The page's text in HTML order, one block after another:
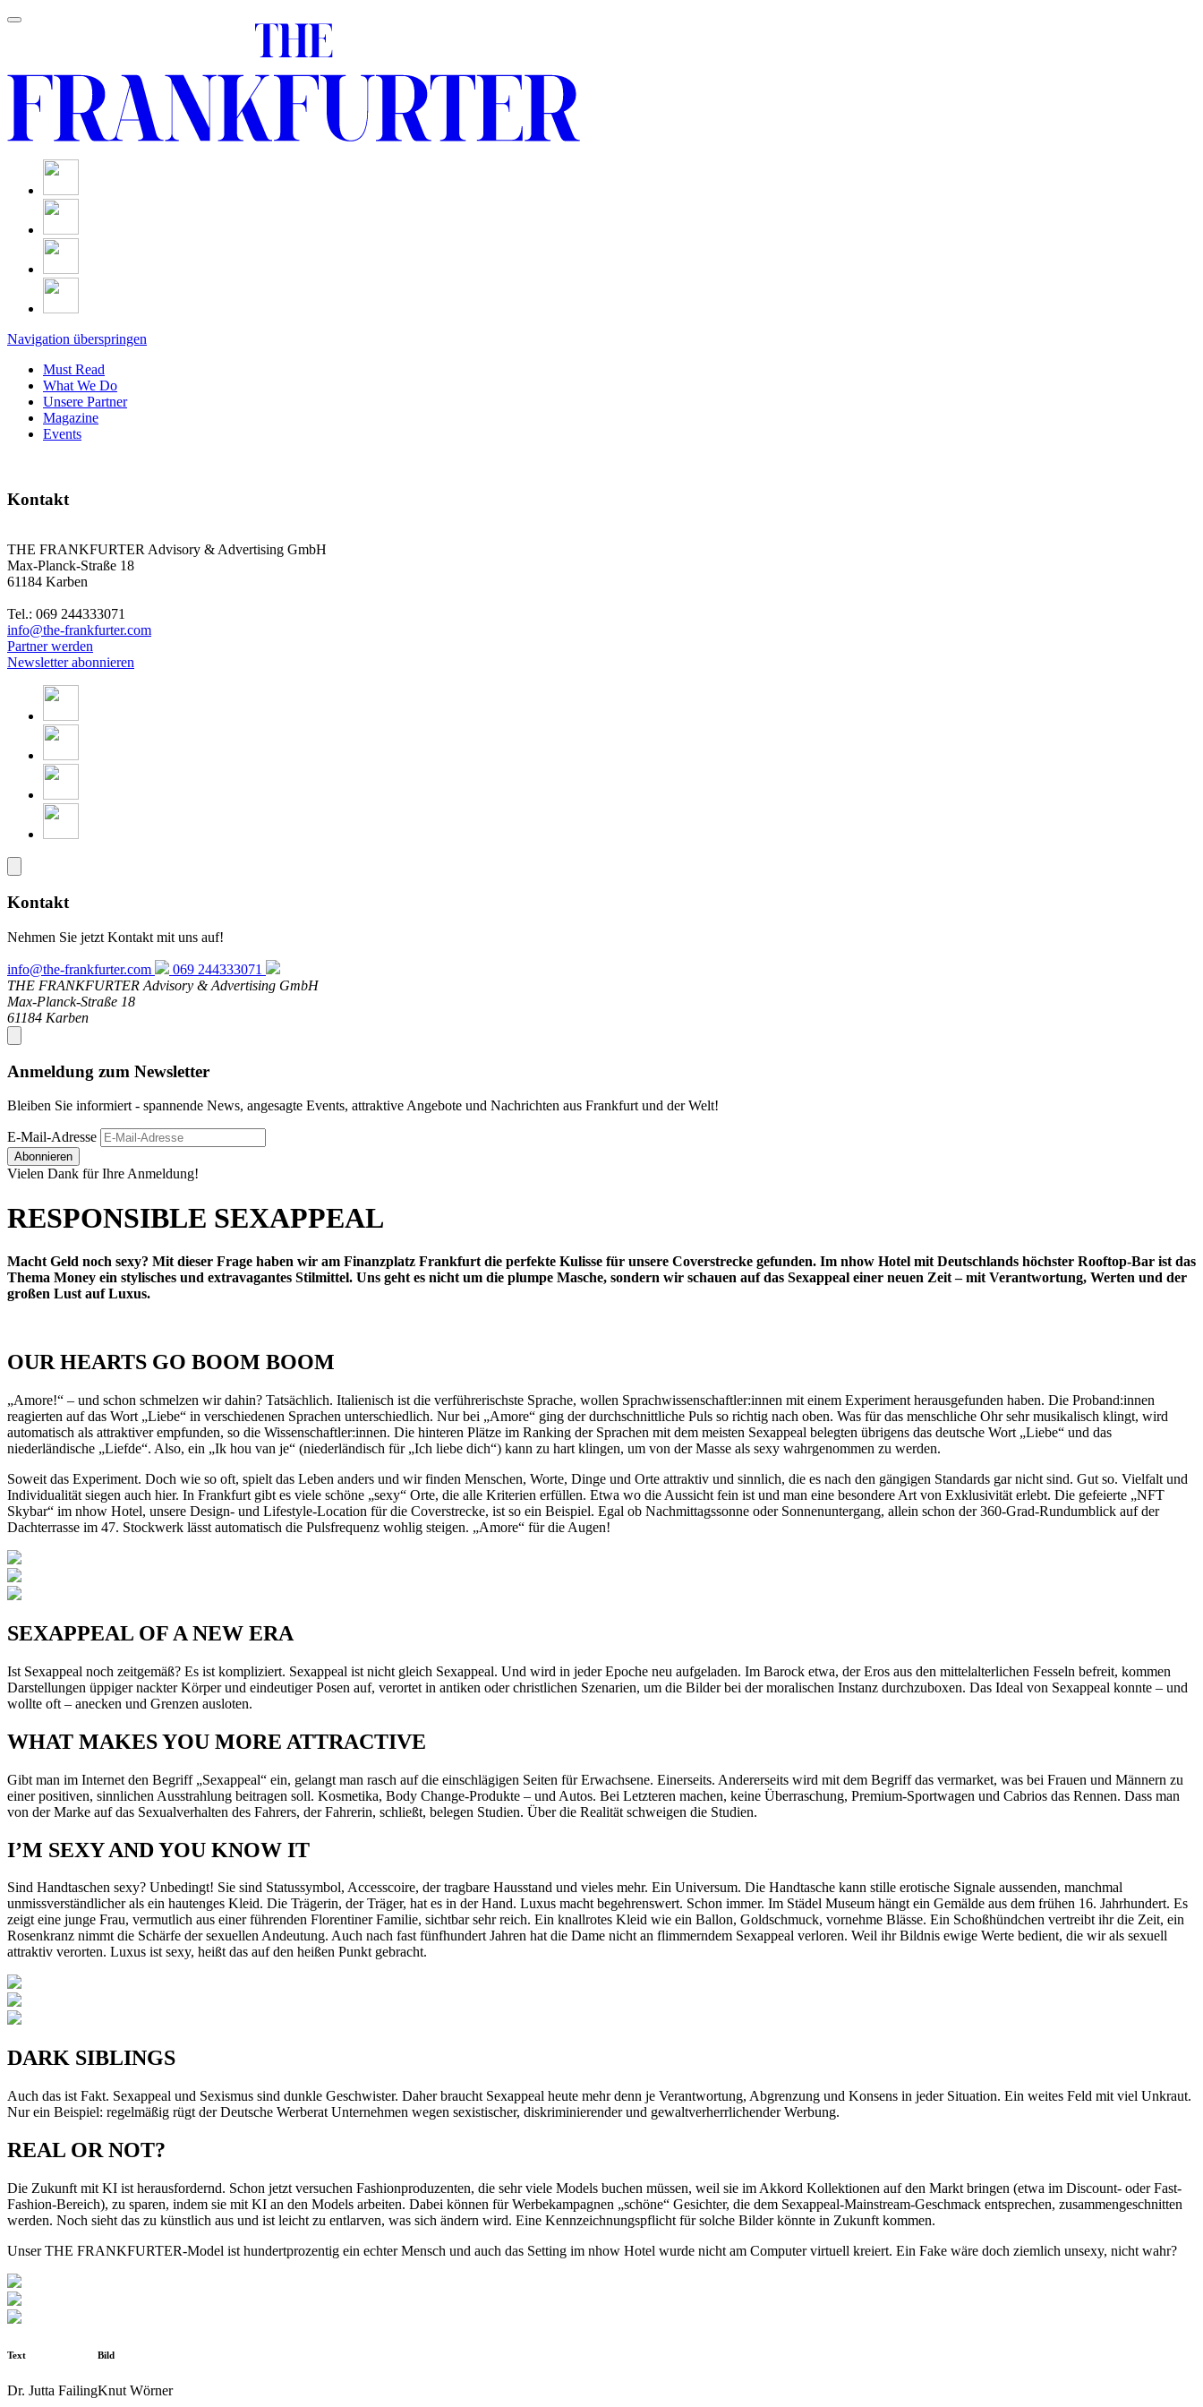
Navigation überspringen
Must Read
What We Do
Unsere Partner
Magazine
Events
Kontakt
THE FRANKFURTER Advisory & Advertising GmbH
Max-Planck-Straße 18
61184 Karben
Tel.: 069 244333071
info@the-frankfurter.com
Partner werden
Newsletter abonnieren
Kontakt
Nehmen Sie jetzt Kontakt mit uns auf!
info@the-frankfurter.com
069 244333071
THE FRANKFURTER Advisory & Advertising GmbH
Max-Planck-Straße 18
61184 Karben
Anmeldung zum Newsletter
Bleiben Sie informiert - spannende News, angesagte Events, attraktive Angebote und Nachrichten aus Frankfurt und der Welt!
E-Mail-Adresse
Abonnieren
Vielen Dank für Ihre Anmeldung!
RESPONSIBLE SEXAPPEAL
Macht Geld noch sexy? Mit dieser Frage haben wir am Finanzplatz Frankfurt die perfekte Kulisse für unsere Coverstrecke gefunden. Im nhow Hotel mit Deutschlands höchster Rooftop-Bar ist das
Thema Money ein stylisches und extravagantes Stilmittel. Uns geht es nicht um die plumpe Masche, sondern wir schauen auf das Sexappeal einer neuen Zeit – mit Verantwortung, Werten und der
großen Lust auf Luxus.
OUR HEARTS GO BOOM BOOM
„Amore!“ – und schon schmelzen wir dahin? Tatsächlich. Italienisch ist die verführerischste Sprache, wollen Sprachwissenschaftler:innen mit einem Experiment herausgefunden haben. Die Proband:innen
reagierten auf das Wort „Liebe“ in verschiedenen Sprachen unterschiedlich. Nur bei „Amore“ ging der durchschnittliche Puls so richtig nach oben. Was für das menschliche Ohr sehr musikalisch klingt, wird
automatisch als attraktiver empfunden, so die Wissenschaftler:innen. Die hinteren Plätze im Ranking der Sprachen mit dem meisten Sexappeal belegten übrigens das deutsche Wort „Liebe“ und das
niederländische „Liefde“. Also, ein „Ik hou van je“ (niederländisch für „Ich liebe dich“) kann zu hart klingen, um von der Masse als sexy wahrgenommen zu werden.
Soweit das Experiment. Doch wie so oft, spielt das Leben anders und wir finden Menschen, Worte, Dinge und Orte attraktiv und sinnlich, die es nach den gängigen Standards gar nicht sind. Gut so. Vielfalt und
Individualität siegen auch hier. In Frankfurt gibt es viele schöne „sexy“ Orte, die alle Kriterien erfüllen. Etwa wo die Aussicht fein ist und man eine besondere Art von Exklusivität erlebt. Die gefeierte „NFT
Skybar“ im nhow Hotel, unsere Design- und Lifestyle-Location für die Coverstrecke, ist so ein Beispiel. Egal ob Nachmittagssonne oder Sonnenuntergang, allein schon der 360-Grad-Rundumblick auf der
Dachterrasse im 47. Stockwerk lässt automatisch die Pulsfrequenz wohlig steigen. „Amore“ für die Augen!
SEXAPPEAL OF A NEW ERA
Ist Sexappeal noch zeitgemäß? Es ist kompliziert. Sexappeal ist nicht gleich Sexappeal. Und wird in jeder Epoche neu aufgeladen. Im Barock etwa, der Eros aus den mittelalterlichen Fesseln befreit, kommen
Darstellungen üppiger nackter Körper und eindeutiger Posen auf, verortet in antiken oder christlichen Szenarien, um die Bilder bei der moralischen Instanz durchzuboxen. Das Ideal von Sexappeal konnte – und
wollte oft – anecken und Grenzen ausloten.
WHAT MAKES YOU MORE ATTRACTIVE
Gibt man im Internet den Begriff „Sexappeal“ ein, gelangt man rasch auf die einschlägigen Seiten für Erwachsene. Einerseits. Andererseits wird mit dem Begriff das vermarket, was bei Frauen und Männern zu
einer positiven, sinnlichen Ausstrahlung beitragen soll. Kosmetika, Body Change-Produkte – und Autos. Bei Letzteren machen, keine Überraschung, Premium-Sportwagen und Cabrios das Rennen. Dass man
von der Marke auf das Sexualverhalten des Fahrers, der Fahrerin, schließt, belegen Studien. Über die Realität schweigen die Studien.
I’M SEXY AND YOU KNOW IT
Sind Handtaschen sexy? Unbedingt! Sie sind Statussymbol, Accesscoire, der tragbare Hausstand und vieles mehr. Ein Universum. Die Handtasche kann stille erotische Signale aussenden, manchmal
unmissverständlicher als ein hautenges Kleid. Die Trägerin, der Träger, hat es in der Hand. Luxus macht begehrenswert. Schon immer. Im Städel Museum hängt ein Gemälde aus dem frühen 16. Jahrhundert. Es
zeigt eine junge Frau, vermutlich aus einer führenden Florentiner Familie, sichtbar sehr reich. Ein knallrotes Kleid wie ein Ballon, Goldschmuck, vornehme Blässe. Ein Schoßhündchen vertreibt ihr die Zeit, ein
Rosenkranz nimmt die Schärfe der sexuellen Andeutung. Auch nach fast fünfhundert Jahren hat die Dame nicht an flimmerndem Sexappeal verloren. Weil ihr Bildnis ewige Werte bedient, die wir als sexuell
attraktiv verorten. Luxus ist sexy, heißt das auf den heißen Punkt gebracht.
DARK SIBLINGS
Auch das ist Fakt. Sexappeal und Sexismus sind dunkle Geschwister. Daher braucht Sexappeal heute mehr denn je Verantwortung, Abgrenzung und Konsens in jeder Situation. Ein weites Feld mit viel Unkraut.
Nur ein Beispiel: regelmäßig rügt der Deutsche Werberat Unternehmen wegen sexistischer, diskriminierender und gewaltverherrlichender Werbung.
REAL OR NOT?
Die Zukunft mit KI ist herausfordernd. Schon jetzt versuchen Fashionproduzenten, die sehr viele Models buchen müssen, weil sie im Akkord Kollektionen auf den Markt bringen (etwa im Discount- oder Fast-
Fashion-Bereich), zu sparen, indem sie mit KI an den Models arbeiten. Dabei können für Werbekampagnen „schöne“ Gesichter, die dem Sexappeal-Mainstream-Geschmack entsprechen, zusammengeschnitten
werden. Noch sieht das zu künstlich aus und ist leicht zu entlarven, was sich ändern wird. Eine Kennzeichnungspflicht für solche Bilder könnte in Zukunft kommen.
Unser THE FRANKFURTER-Model ist hundertprozentig ein echter Mensch und auch das Setting im nhow Hotel wurde nicht am Computer virtuell kreiert. Ein Fake wäre doch ziemlich unsexy, nicht wahr?
Text
Dr. Jutta Failing
Bild
Knut Wörner